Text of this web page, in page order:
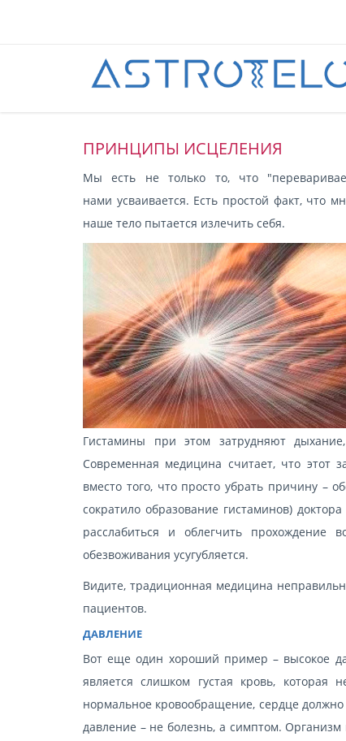
ПРИНЦИПЫ ИСЦЕЛЕНИЯ
Мы есть не только то, что
нами усваивается. Есть простой факт, что
наше тело пытается излечить себя.
Гистамины при этом затрудняют
Современная медицина считает, что этот
вместо того, что просто убрать причину –
сократило образование гистаминов)
расслабиться и облегчить
обезвоживания усугубляется.
Видите, традиционная медицина
пациентов.
ДАВЛЕНИЕ
Вот еще один хороший пример – высокое
является слишком густая кровь, которая
нормальное кровообращение, сердце
давление – не болезнь, а симптом. Организм